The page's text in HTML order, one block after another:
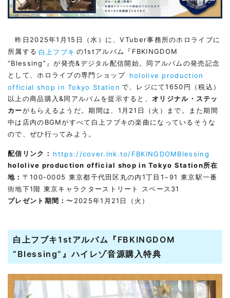
昨日2025年1月15日（水）に、VTuber事務所のホロライブに
所属する 白上フブキ の1stアルバム『FBKINGDOM
“Blessing”』が発売&デジタル配信開始。同アルバムの発売記念
として、ホロライブの専門ショップ hololive production
official shop in Tokyo Station で、レジにて1650円（税込）
以上の商品購入&同アルバムを提示すると、オリジナル・ステッ
カーがもらえるようだ。期間は、1月21日（火）まで。また期間
中は店内のBGMがすべて白上フブキの楽曲になっているそうな
ので、ぜひ行ってみよう。
配信リンク： https://cover.lnk.to/FBKINGDOMBlessing
hololive production official shop in Tokyo Station所在
地： 〒100-0005 東京都千代田区丸の内1丁目1−91 東京駅一番
街地下1階 東京キャラクターストリート スペース31
プレゼント期間：〜2025年1月21日（火）
白上フブキ1stアルバム『FBKINGDOM
“Blessing”』ハイレゾ音源購入特典